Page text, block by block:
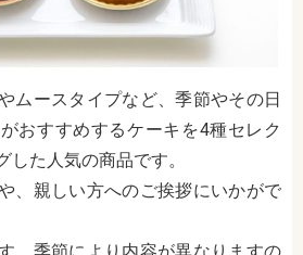
ムースタイプなど、季節やその日
おすすめするケーキを4種セレク
した人気の商品です。
、親しい方へのご挨拶にいかがで